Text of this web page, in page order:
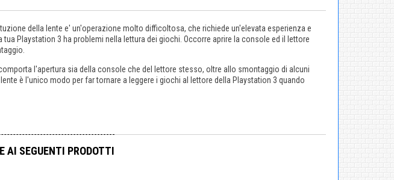
della lente e' un'operazione molto difficoltosa, che richiede un'elevata esperienza e
Playstation 3 ha problemi nella lettura dei giochi. Occorre aprire la console ed il lettore
l'apertura sia della console che del lettore stesso, oltre allo smontaggio di alcuni
è l'unico modo per far tornare a leggere i giochi al lettore della Playstation 3 quando
AI SEGUENTI PRODOTTI